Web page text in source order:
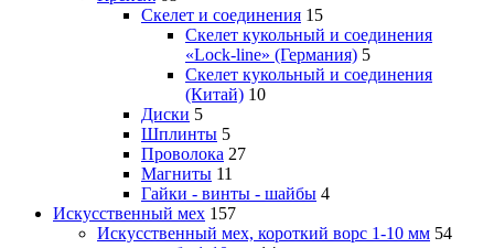
Скелет и соединения 15
Скелет кукольный и соединения
«Lock-line» (Германия) 5
Скелет кукольный и соединения
(Китай) 10
Диски 5
Шплинты 5
Проволока 27
Магниты 11
Гайки - винты - шайбы 4
Искусственный мех 157
Искусственный мех, короткий ворс 1-10 мм 54